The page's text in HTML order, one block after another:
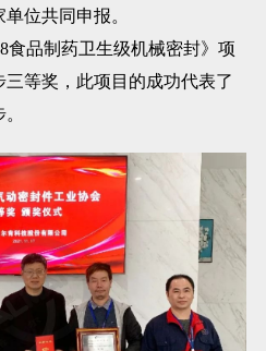
位共同申报。
品制药卫生级机械密封》项
等奖，此项目的成功代表了